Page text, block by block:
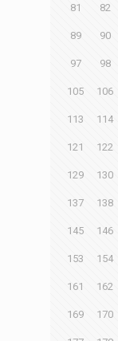
81 82
89 90
97 98
105 106
113 114
121 122
129 130
137 138
145 146
153 154
161 162
169 170